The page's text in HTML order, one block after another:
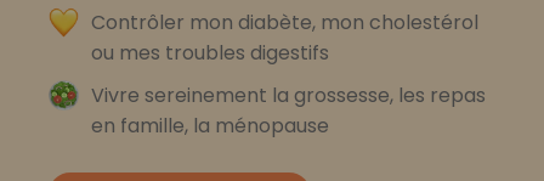
Contrôler mon diabète, mon cholestérol
ou mes troubles digestifs
Vivre sereinement la grossesse, les repas
en famille, la ménopause